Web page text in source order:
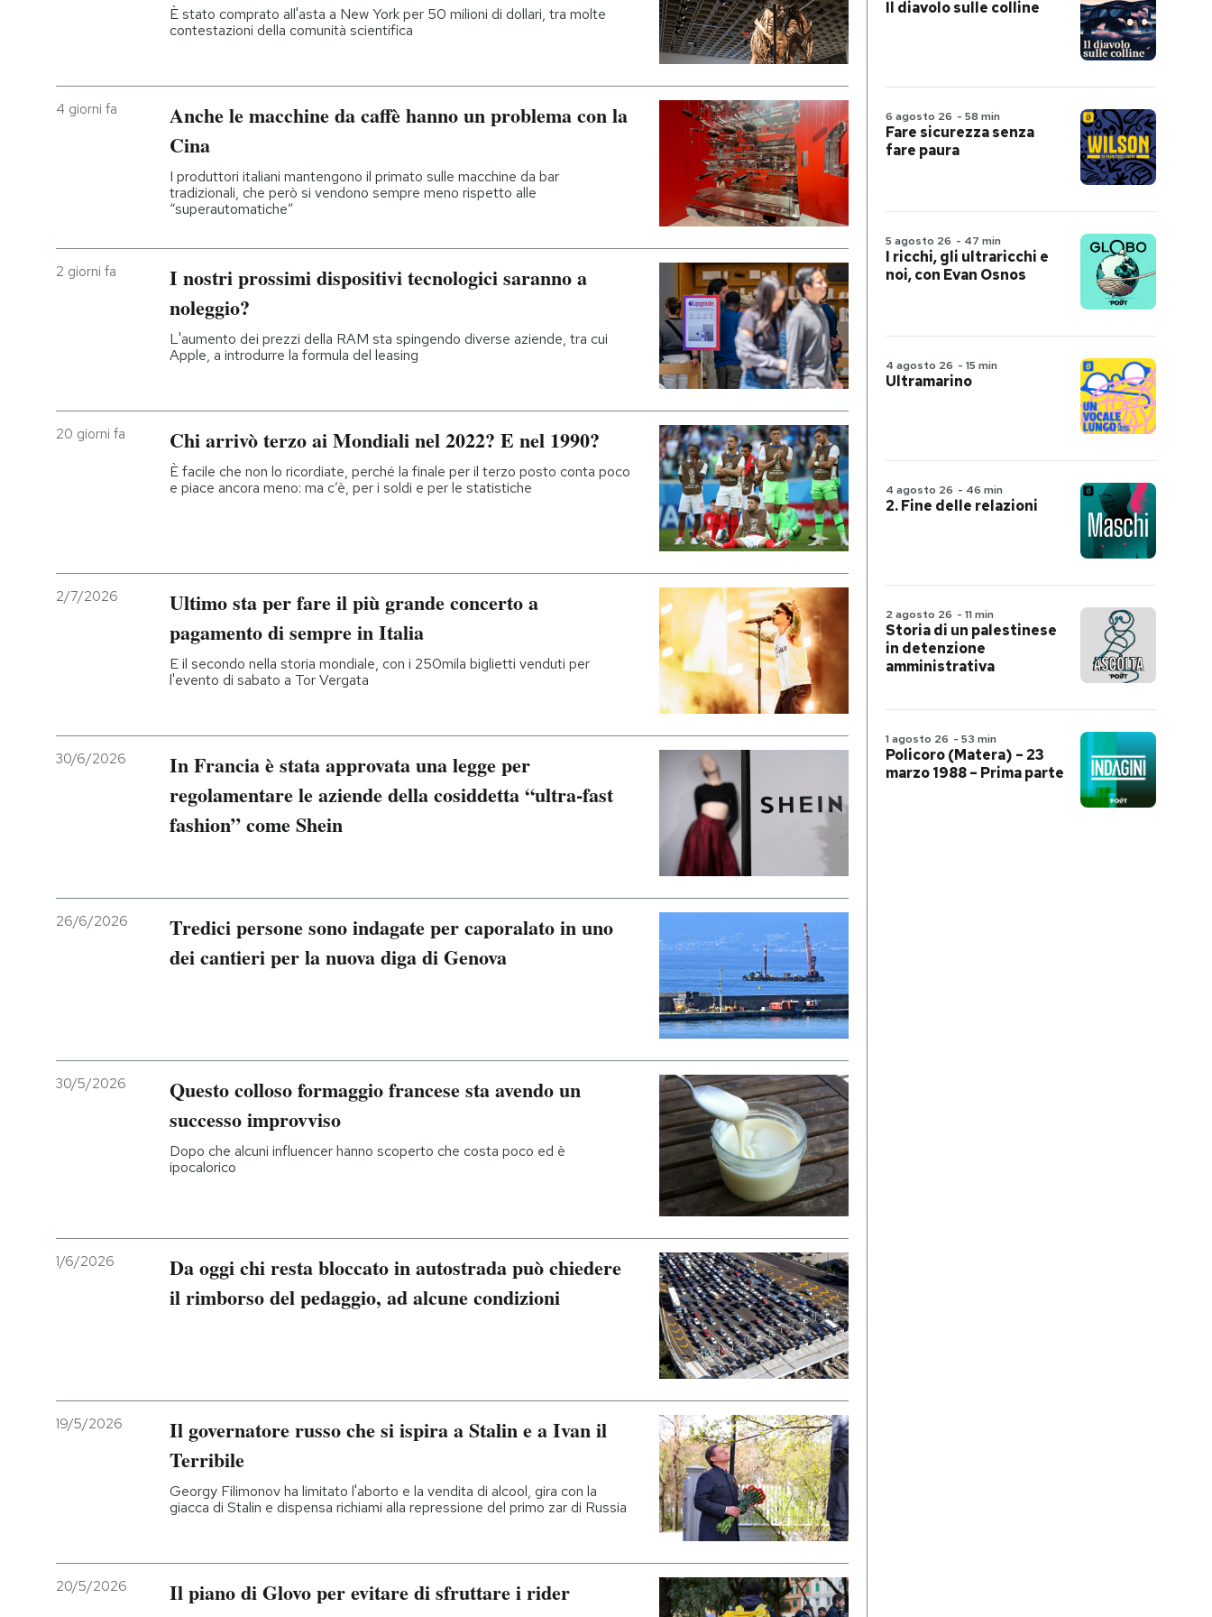
È stato comprato all'asta a New York per 50 milioni di dollari, tra molte
contestazioni della comunità scientifica
4 giorni fa
Anche le macchine da caffè hanno un problema con la
Cina
I produttori italiani mantengono il primato sulle macchine da bar
tradizionali, che però si vendono sempre meno rispetto alle
“superautomatiche”
2 giorni fa
I nostri prossimi dispositivi tecnologici saranno a
noleggio?
L'aumento dei prezzi della RAM sta spingendo diverse aziende, tra cui
Apple, a introdurre la formula del leasing
20 giorni fa Chi arrivò terzo ai Mondiali nel 2022? E nel 1990?
È facile che non lo ricordiate, perché la finale per il terzo posto conta poco
e piace ancora meno: ma c’è, per i soldi e per le statistiche
2/7/2026
Ultimo sta per fare il più grande concerto a
pagamento di sempre in Italia
E il secondo nella storia mondiale, con i 250mila biglietti venduti per
l'evento di sabato a Tor Vergata
30/6/2026
In Francia è stata approvata una legge per
regolamentare le aziende della cosiddetta “ultra-fast
fashion” come Shein
26/6/2026
Tredici persone sono indagate per caporalato in uno
dei cantieri per la nuova diga di Genova
30/5/2026
Questo colloso formaggio francese sta avendo un
successo improvviso
Dopo che alcuni influencer hanno scoperto che costa poco ed è
ipocalorico
1/6/2026
Da oggi chi resta bloccato in autostrada può chiedere
il rimborso del pedaggio, ad alcune condizioni
19/5/2026
Il governatore russo che si ispira a Stalin e a Ivan il
Terribile
Georgy Filimonov ha limitato l'aborto e la vendita di alcool, gira con la
giacca di Stalin e dispensa richiami alla repressione del primo zar di Russia
20/5/2026 Il piano di Glovo per evitare di sfruttare i rider
Il diavolo sulle colline
6 agosto 26 - 58 min
Fare sicurezza senza
fare paura
5 agosto 26 - 47 min
I ricchi, gli ultraricchi e
noi, con Evan Osnos
4 agosto 26 - 15 min
Ultramarino
4 agosto 26 - 46 min
2. Fine delle relazioni
2 agosto 26 - 11 min
Storia di un palestinese
in detenzione
amministrativa
1 agosto 26 - 53 min
Policoro (Matera) – 23
marzo 1988 – Prima parte